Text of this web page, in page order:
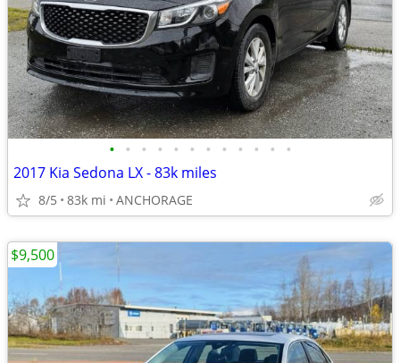
• • • • • • • • • • • •
2017 Kia Sedona LX - 83k miles
8/5 83k mi ANCHORAGE
$9,500